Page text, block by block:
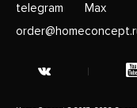
telegram
Max